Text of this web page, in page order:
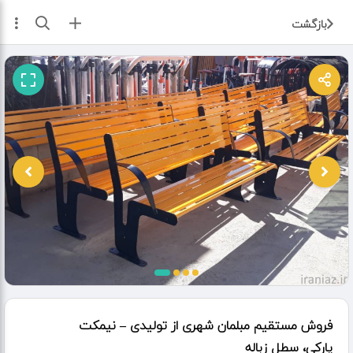
بازگشت ثبت آگهی
فروش مستقیم مبلمان شهری از تولیدی – نیمکت
پارکی، سطل زباله